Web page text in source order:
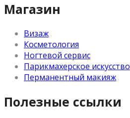
Магазин
Визаж
Косметология
Ногтевой сервис
Парикмахерское искусство
Перманентный макияж
Полезные ссылки